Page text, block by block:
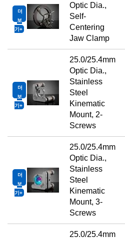
더
보
기
Optic Dia.,
Self-
Centering
Jaw Clamp
더
보
기
25.0/25.4mm
Optic Dia.,
Stainless
Steel
Kinematic
Mount, 2-
Screws
더
보
기
25.0/25.4mm
Optic Dia.,
Stainless
Steel
Kinematic
Mount, 3-
Screws
25.0/25.4mm